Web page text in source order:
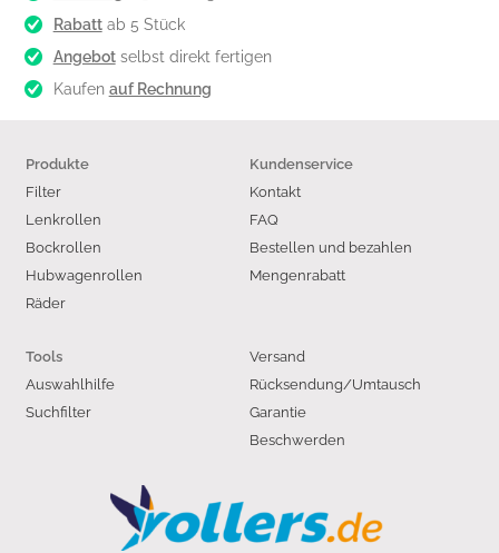
Rabattab 5 Stück
Angebotselbst direkt fertigen
Kaufen auf Rechnung
Produkte
Filter
Lenkrollen
Bockrollen
Hubwagenrollen
Räder
Kundenservice
Kontakt
FAQ
Bestellen und bezahlen
Mengenrabatt
Versand
Rücksendung/Umtausch
Garantie
Beschwerden
Tools
Auswahlhilfe
Suchfilter